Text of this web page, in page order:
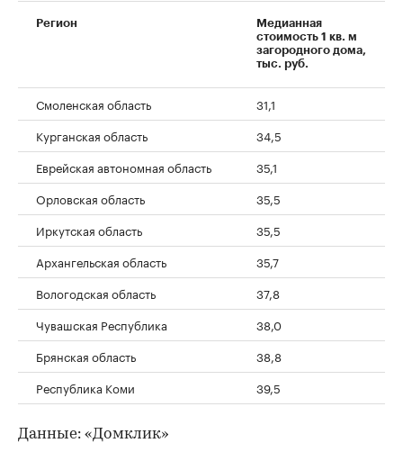
Регион
Медианная
стоимость 1 кв. м
загородного дома,
тыс. руб.
Смоленская область
31,1
Курганская область
34,5
Еврейская автономная область
35,1
Орловская область
35,5
Иркутская область
35,5
Архангельская область
35,7
Вологодская область
37,8
Чувашская Республика
38,0
Брянская область
38,8
Республика Коми
39,5
Данные: «Домклик»